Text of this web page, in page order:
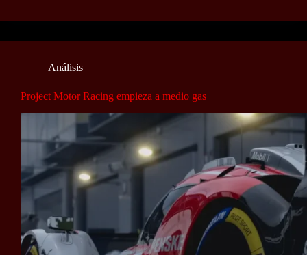
Análisis
Project Motor Racing empieza a medio gas